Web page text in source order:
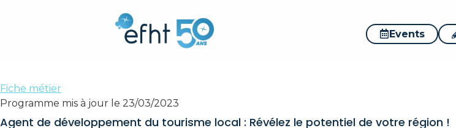
Events
Métier agent de
Agent de développement du tourisme local
Fiche métier
Programme mis à jour le 23/03/2023
Agent de développement du tourisme local : Révélez le potentiel de votre région !